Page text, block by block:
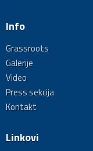
Info
Grassroots
Galerije
Video
Press sekcija
Kontakt
Linkovi